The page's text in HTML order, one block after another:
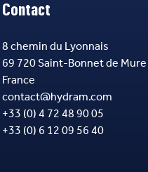
Contact
8 chemin du Lyonnais
69 720 Saint-Bonnet de Mure
France
contact@hydram.com
+33 (0) 4 72 48 90 05
+33 (0) 6 12 09 56 40